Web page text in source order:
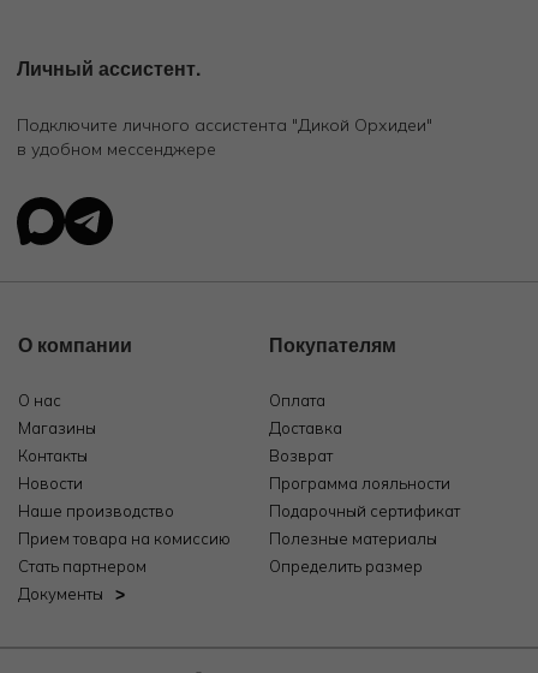
Личный ассистент.
Подключите личного ассистента "Дикой Орхидеи"
в удобном мессенджере
О компании
О нас
Магазины
Контакты
Новости
Наше производство
Прием товара на комиссию
Стать партнером
Документы
Покупателям
Оплата
Доставка
Возврат
Программа лояльности
Подарочный сертификат
Полезные материалы
Определить размер